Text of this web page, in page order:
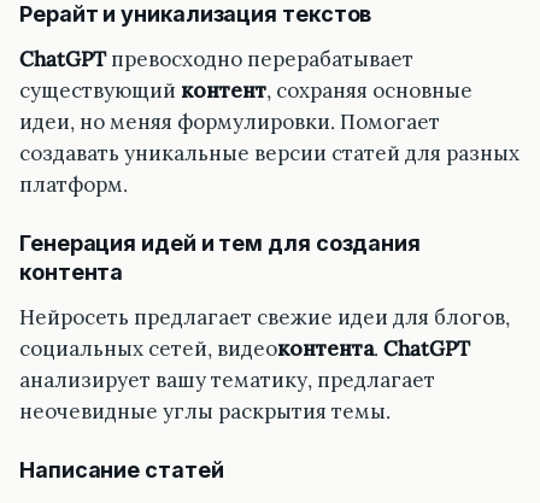
Рерайт и уникализация текстов
ChatGPTпревосходно перерабатывает
существующий контент, сохраняя основные
идеи, но меняя формулировки. Помогает
создавать уникальные версии статей для разных
платформ.
Генерация идей и тем для создания
контента
Нейросеть предлагает свежие идеи для блогов,
социальных сетей, видеоконтента. ChatGPT
анализирует вашу тематику, предлагает
неочевидные углы раскрытия темы.
Написание статей